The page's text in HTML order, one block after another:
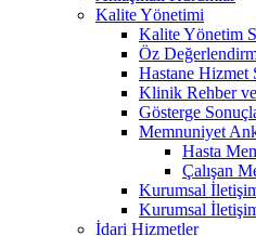
Kalite Yönetimi
Kalite Yönetim
Öz
Hastane Hizmet
Klinik Rehber
Gösterge
Memnuniyet
Hasta
Çalışan
Kurumsal
Kurumsal
İdari Hizmetler